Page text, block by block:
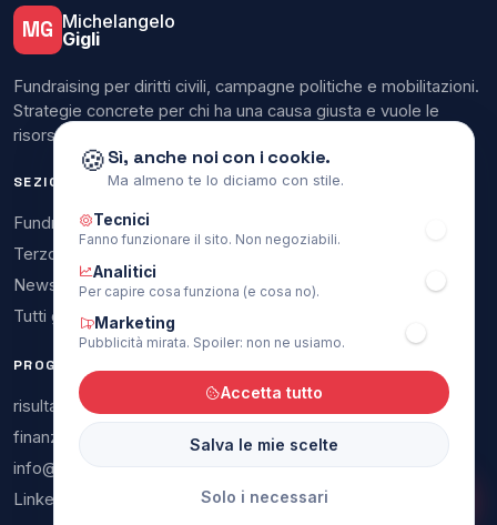
MG Michelangelo
Gigli
Fundraising per diritti civili, campagne politiche e mobilitazioni.
Strategie concrete per chi ha una causa giusta e vuole le
risorse per portarla avanti.
SEZIONI
Fundraising
Terzo Settore
Newsletter
Tutti gli articoli
SITO
Servizi
Collaborazioni
PROGETTI & CONTATTI
risultati5x1000.it
finanziamentipartiti.it
info@michelangelogigli.it
LinkedIn
🍪Sì, anche noi con i cookie.
Ma almeno te lo diciamo con stile.
Tecnici
Fanno funzionare il sito. Non negoziabili.
Analitici
Per capire cosa funziona (e cosa no).
Marketing
Pubblicità mirata. Spoiler: non ne usiamo.
Accetta tutto
Salva le mie scelte
Solo i necessari